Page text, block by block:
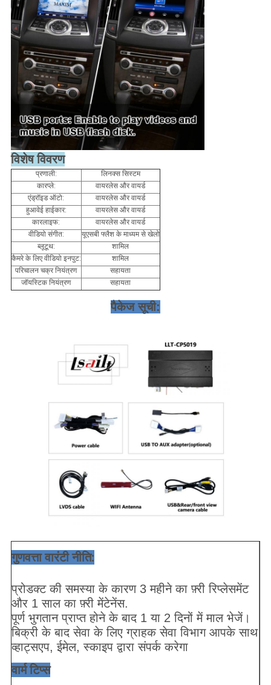
विशेष विवरण
प्रणाली:
लिनक्स सिस्टम
कारप्ले:
वायरलेस और वायर्ड
एंड्रॉइड ऑटो:
वायरलेस और वायर्ड
हुआवेई हाईकार:
वायरलेस और वायर्ड
कारलाइफ:
वायरलेस और वायर्ड
वीडियो संगीत:
यूएसबी फ्लैश के माध्यम से खेलो
ब्लूटूथ:
शामिल
कैमरे के लिए वीडियो इनपुट:
शामिल
परिचालन चक्र नियंत्रण
सहायता
जॉयस्टिक नियंत्रण
सहायता
पैकेज सूची:
गुणवत्ता वारंटी नीति:
प्रोडक्ट की समस्या के कारण 3 महीने का फ़्री रिप्लेसमेंट
और 1 साल का फ़्री मेंटेनेंस.
पूर्ण भुगतान प्राप्त होने के बाद 1 या 2 दिनों में माल भेजें।
बिक्री के बाद सेवा के लिए ग्राहक सेवा विभाग आपके साथ
व्हाट्सएप, ईमेल, स्काइप द्वारा संपर्क करेगा
वार्म टिप्स